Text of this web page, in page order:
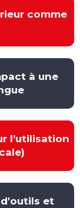
comme
à une
l’utilisation
et